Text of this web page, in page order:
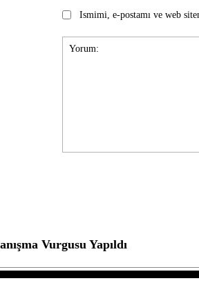
Ismimi, e-postamı ve web
Vurgusu Yapıldı